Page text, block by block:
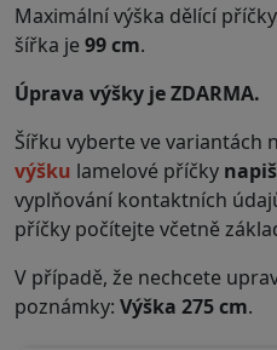
Maximální výška dělící
šířka je 99 cm.
Úprava výšky je ZDARMA.
Šířku vyberte ve variantách
výšku lamelové příčky
vyplňování kontaktních
příčky počítejte včetně
V případě, že nechcete
poznámky: Výška 275 cm.